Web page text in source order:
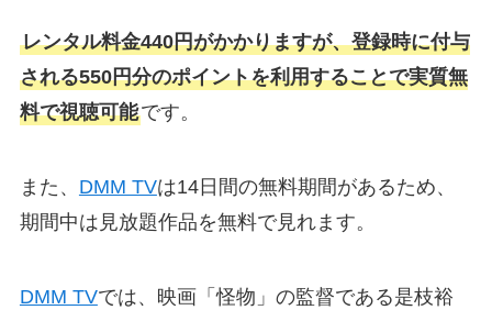
レンタル料金440円がかかりますが、登録時に付与
される550円分のポイントを利用することで実質無
料で視聴可能です。
また、 DMM TVは14日間の無料期間があるため、
期間中は見放題作品を無料で見れます。
DMM TVでは、映画「怪物」の監督である是枝裕